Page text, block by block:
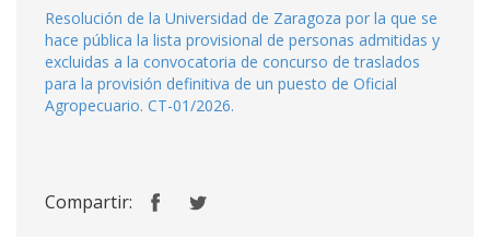
Resolución de la Universidad de Zaragoza por la que se
hace pública la lista provisional de personas admitidas y
excluidas a la convocatoria de concurso de traslados
para la provisión definitiva de un puesto de Oficial
Agropecuario. CT-01/2026.
Compartir: